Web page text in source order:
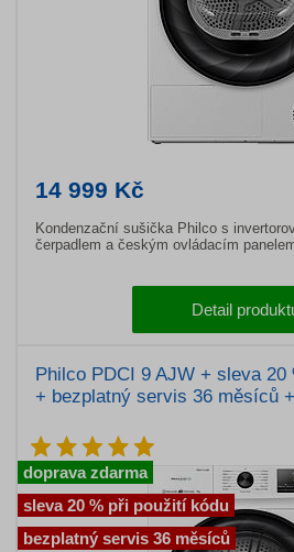
14 999 Kč
Kondenzační sušička Philco s
čerpadlem a českým ovládacím
Detail
Philco PDCI 9 AJW + sleva
+ bezplatný servis 36 měsíců
doprava zdarma
sleva 20 % při použití kódu
bezplatný servis 36 měsíců